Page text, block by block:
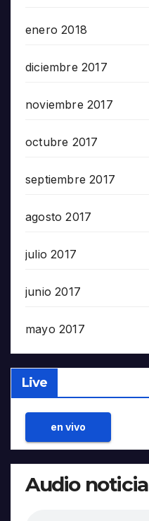
enero 2018
diciembre 2017
noviembre 2017
octubre 2017
septiembre 2017
agosto 2017
julio 2017
junio 2017
mayo 2017
Live
en vivo
Audio noticia